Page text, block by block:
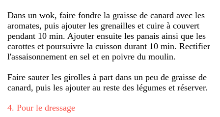
Dans un wok, faire fondre la graisse de canard avec les
aromates, puis ajouter les grenailles et cuire à couvert
pendant 10 min. Ajouter ensuite les panais ainsi que les
carottes et poursuivre la cuisson durant 10 min. Rectifier
l'assaisonnement en sel et en poivre du moulin.
Faire sauter les girolles à part dans un peu de graisse de
canard, puis les ajouter au reste des légumes et réserver.
4. Pour le dressage